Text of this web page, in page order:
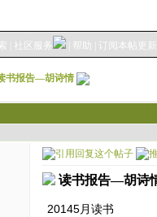
社区服务 帮助 订阅本帖更新
书报告—胡诗情
读书报告—胡诗
20145月读书